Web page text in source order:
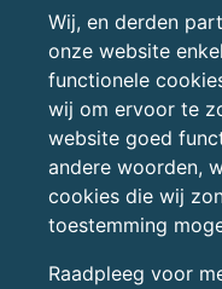
Wij, en derden
onze website
functionele
wij om ervoor te
website goed
andere woorden,
cookies die wij
toestemming
Raadpleeg voor